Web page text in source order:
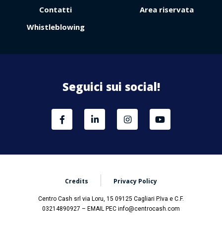
Area
Contatti
Area riservata
Whistleblowing
Seguici sui social!
Credits Privacy Policy
Centro Cash srl via Loru, 15 09125 Cagliari P.Iva e C.F.
03214890927 – EMAIL PEC info@centrocash.com